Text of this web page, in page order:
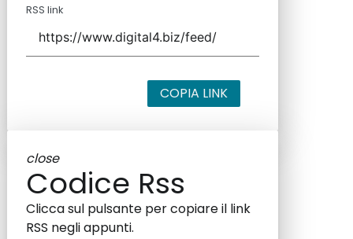
RSS link
COPIA LINK
close
Codice Rss
Clicca sul pulsante per copiare il link
RSS negli appunti.